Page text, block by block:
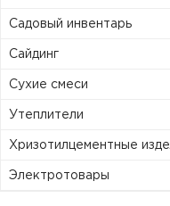
Садовый инвентарь
Сайдинг
Сухие смеси
Утеплители
Хризотилцементные
Электротовары